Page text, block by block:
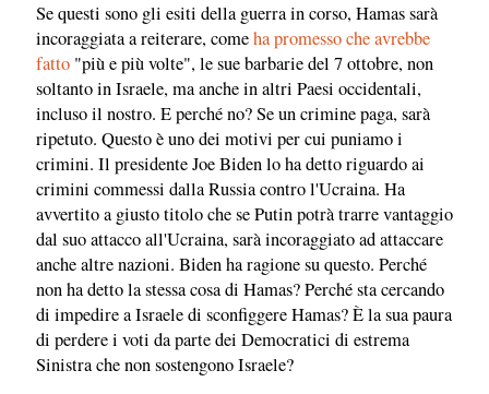
Se questi sono gli esiti della guerra in corso, Hamas sarà
incoraggiata a reiterare, comeha promesso che avrebbe
fatto "più e più volte", le sue barbarie del 7 ottobre, non
soltanto in Israele, ma anche in altri Paesi occidentali,
incluso il nostro. E perché no? Se un crimine paga, sarà
ripetuto. Questo è uno dei motivi per cui puniamo i
crimini. Il presidente Joe Biden lo ha detto riguardo ai
crimini commessi dalla Russia contro l'Ucraina. Ha
avvertito a giusto titolo che se Putin potrà trarre vantaggio
dal suo attacco all'Ucraina, sarà incoraggiato ad attaccare
anche altre nazioni. Biden ha ragione su questo. Perché
non ha detto la stessa cosa di Hamas? Perché sta cercando
di impedire a Israele di sconfiggere Hamas? È la sua paura
di perdere i voti da parte dei Democratici di estrema
Sinistra che non sostengono Israele?